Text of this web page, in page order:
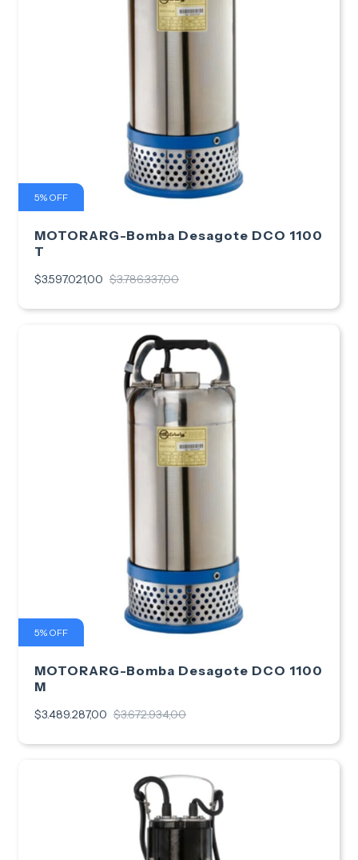
5% OFF
MOTORARG-Bomba Desagote DCO 1100
T
$3.597.021,00 $3.786.337,00
5% OFF
MOTORARG-Bomba Desagote DCO 1100
M
$3.489.287,00 $3.672.934,00